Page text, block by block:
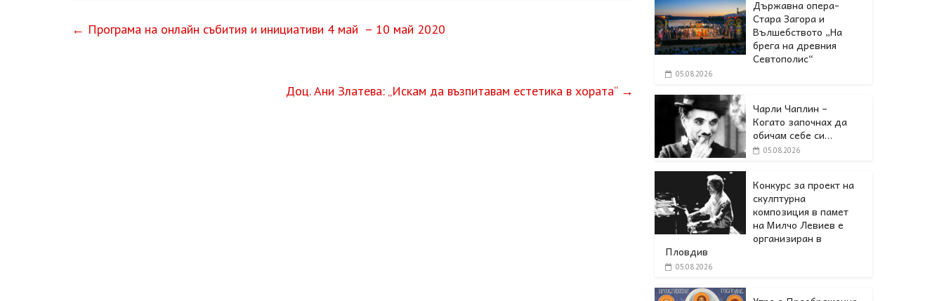
← Програма на онлайн събития и инициативи 4 май – 10 май 2020
Доц. Ани Златева: „Искам да възпитавам естетика в хората“ →
Държавна опера-
Стара Загора и
Вълшебството „На
брега на древния
Севтополис“
05.08.2026
Чарли Чаплин –
Когато започнах да
обичам себе си…
05.08.2026
Конкурс за проект на
скулптурна
композиция в памет
на Милчо Левиев е
организиран в
Пловдив
05.08.2026